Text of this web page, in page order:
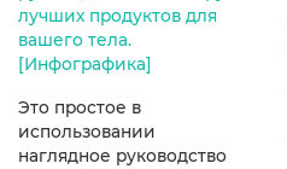
лучших продуктов для
вашего тела.
[Инфографика]
Это простое в
использовании
наглядное руководство